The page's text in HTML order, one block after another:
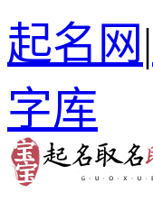
起名网|
字库